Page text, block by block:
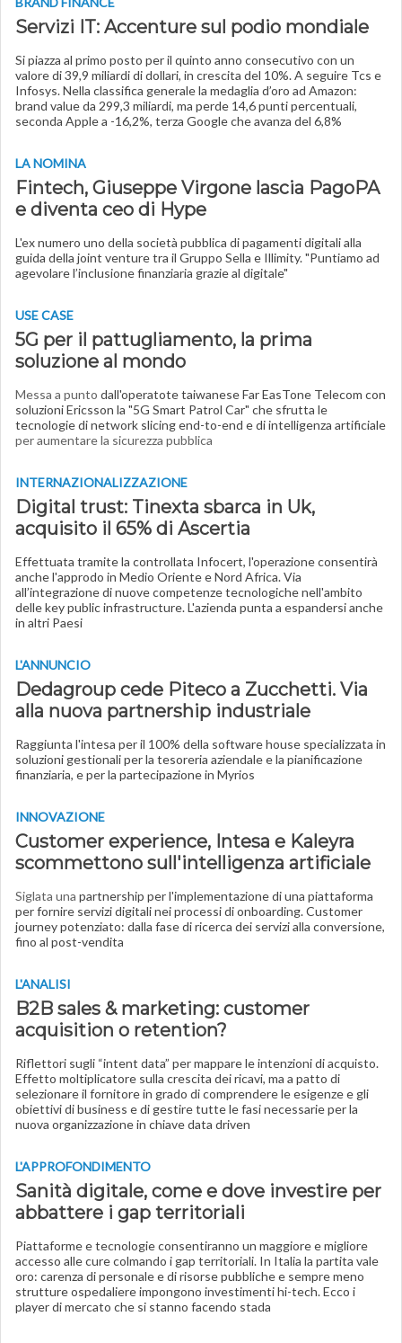
Servizi IT: Accenture sul podio mondiale
Si piazza al primo posto per il quinto anno consecutivo con un
valore di 39,9 miliardi di dollari, in crescita del 10%. A seguire Tcs e
Infosys. Nella classifica generale la medaglia d’oro ad Amazon:
brand value da 299,3 miliardi, ma perde 14,6 punti percentuali,
seconda Apple a -16,2%, terza Google che avanza del 6,8%
LA NOMINA
Fintech, Giuseppe Virgone lascia PagoPA
e diventa ceo di Hype
L'ex numero uno della società pubblica di pagamenti digitali alla
guida della joint venture tra il Gruppo Sella e Illimity. "Puntiamo ad
agevolare l’inclusione finanziaria grazie al digitale"
USE CASE
5G per il pattugliamento, la prima
soluzione al mondo
Messa a punto dall'operatote taiwanese Far EasTone Telecom con
soluzioni Ericsson la "5G Smart Patrol Car" che sfrutta le
tecnologie di network slicing end-to-end e di intelligenza artificiale
per aumentare la sicurezza pubblica
INTERNAZIONALIZZAZIONE
Digital trust: Tinexta sbarca in Uk,
acquisito il 65% di Ascertia
Effettuata tramite la controllata Infocert, l'operazione consentirà
anche l'approdo in Medio Oriente e Nord Africa. Via
all’integrazione di nuove competenze tecnologiche nell'ambito
delle key public infrastructure. L'azienda punta a espandersi anche
in altri Paesi
L'ANNUNCIO
Dedagroup cede Piteco a Zucchetti. Via
alla nuova partnership industriale
Raggiunta l'intesa per il 100% della software house specializzata in
soluzioni gestionali per la tesoreria aziendale e la pianificazione
finanziaria, e per la partecipazione in Myrios
INNOVAZIONE
Customer experience, Intesa e Kaleyra
scommettono sull'intelligenza artificiale
Siglata una partnership per l'implementazione di una piattaforma
per fornire servizi digitali nei processi di onboarding. Customer
journey potenziato: dalla fase di ricerca dei servizi alla conversione,
fino al post-vendita
L'ANALISI
B2B sales & marketing: customer
acquisition o retention?
Riflettori sugli “intent data” per mappare le intenzioni di acquisto.
Effetto moltiplicatore sulla crescita dei ricavi, ma a patto di
selezionare il fornitore in grado di comprendere le esigenze e gli
obiettivi di business e di gestire tutte le fasi necessarie per la
nuova organizzazione in chiave data driven
L'APPROFONDIMENTO
Sanità digitale, come e dove investire per
abbattere i gap territoriali
Piattaforme e tecnologie consentiranno un maggiore e migliore
accesso alle cure colmando i gap territoriali. In Italia la partita vale
oro: carenza di personale e di risorse pubbliche e sempre meno
strutture ospedaliere impongono investimenti hi-tech. Ecco i
player di mercato che si stanno facendo stada